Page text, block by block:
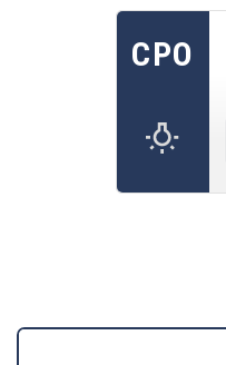
СРО